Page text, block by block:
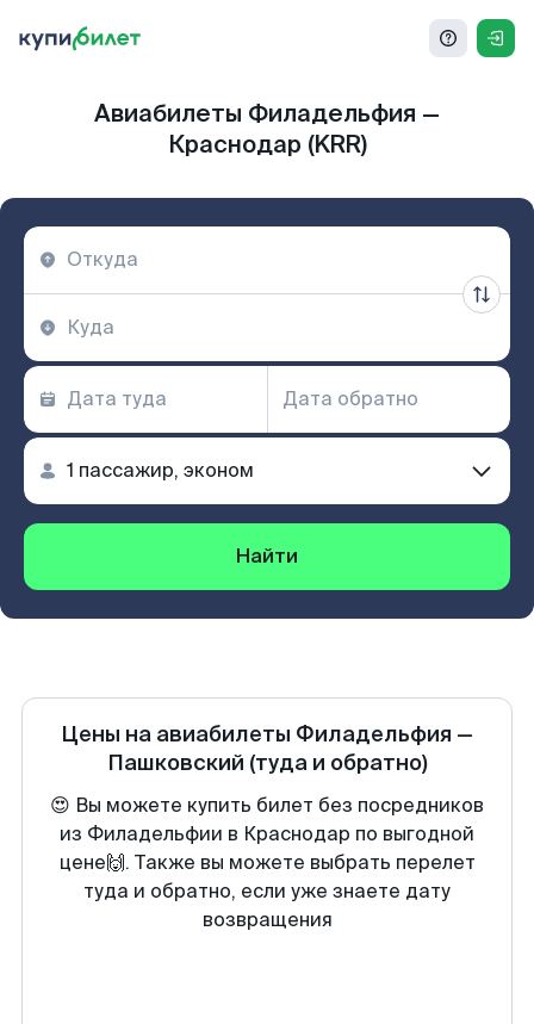
Авиабилеты Филадельфия —
Краснодар (KRR)
Найти
Цены на авиабилеты Филадельфия —
Пашковский (туда и обратно)
😍 Вы можете купить билет без посредников
из Филадельфии в Краснодар по выгодной
цене🙌. Также вы можете выбрать перелет
туда и обратно, если уже знаете дату
возвращения